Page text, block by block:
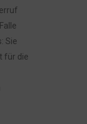
Sie
für die